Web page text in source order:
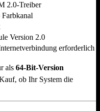
2.0-Treiber
Version 2.0
erforderlich
als 64-Bit-Version
ob Ihr System die